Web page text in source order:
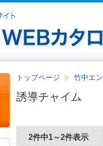
トップページ 竹中エ
誘導チャイム
2件中1～2件表示